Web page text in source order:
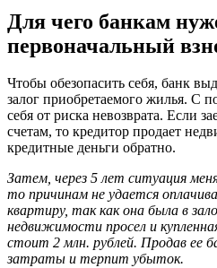
Для чего банкам
первоначальный
Чтобы обезопасить себя, банк
залог приобретаемого жилья. С
себя от риска невозврата. Если
счетам, то кредитор продает
кредитные деньги обратно.
Затем, через 5 лет ситуация
то причинам не удается
квартиру, так как она была в
недвижимости просел и
стоит 2 млн. рублей. Продав ее
затраты и терпит убыток.